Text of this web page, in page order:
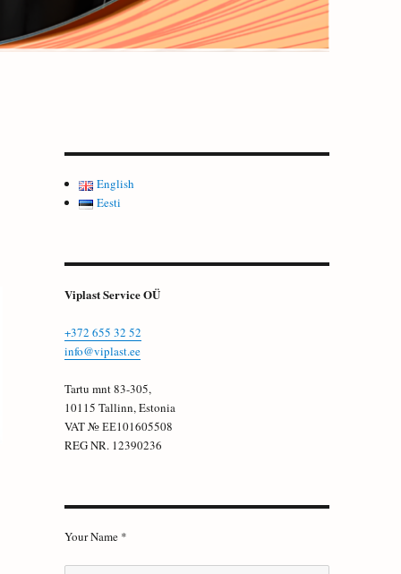
English
Eesti
Viplast Service OÜ
+372 655 32 52
info@viplast.ee
Tartu mnt 83-305,
10115 Tallinn, Estonia
VAT № ЕЕ101605508
REG NR. 12390236
Your Name *